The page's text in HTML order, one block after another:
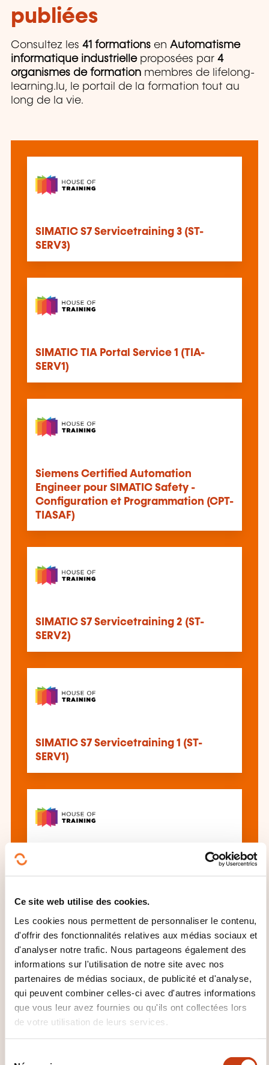
Ce site web utilise des cookies.
Les cookies nous permettent de personnaliser le contenu,
d'offrir des fonctionnalités relatives aux médias sociaux et
d'analyser notre trafic. Nous partageons également des
informations sur l'utilisation de notre site avec nos
partenaires de médias sociaux, de publicité et d'analyse,
qui peuvent combiner celles-ci avec d'autres informations
que vous leur avez fournies ou qu'ils ont collectées lors
de votre utilisation de leurs services.
publiées
Consultez les 41 formations en Automatisme
informatique industrielleproposées par 4
organismes de formation membres de lifelong-
learning.lu, le portail de la formation tout au
long de la vie.
SIMATIC S7 Servicetraining 3 (ST-
SERV3)
SIMATIC TIA Portal Service 1 (TIA-
SERV1)
Siemens Certified Automation
Engineer pour SIMATIC Safety -
Configuration et Programmation (CPT-
TIASAF)
SIMATIC S7 Servicetraining 2 (ST-
SERV2)
SIMATIC S7 Servicetraining 1 (ST-
SERV1)
SIMATIC TIA Portal - S7-1500 System
Retraining Cursus (TIA-SYSUP)
Voir toutes les formations
Ces autres formations pourrait aussi vous
intéresser:
Automatisation Capteur
Commande
numérique fraisage
Maintenance système
automatisé
Mécatronique
MOCN